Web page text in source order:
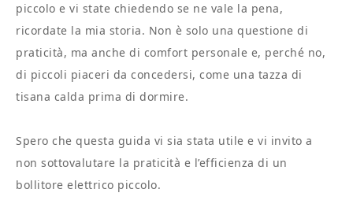
piccolo e vi state chiedendo se ne vale la pena,
ricordate la mia storia. Non è solo una questione di
praticità, ma anche di comfort personale e, perché no,
di piccoli piaceri da concedersi, come una tazza di
tisana calda prima di dormire.
Spero che questa guida vi sia stata utile e vi invito a
non sottovalutare la praticità e l’efficienza di un
bollitore elettrico piccolo.